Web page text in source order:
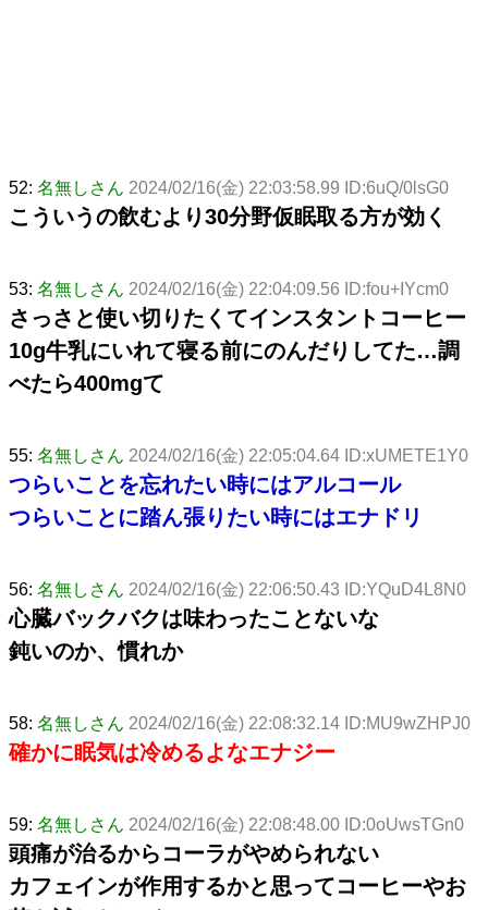
52: 名無しさん 2024/02/16(金) 22:03:58.99 ID:6uQ/0lsG0
こういうの飲むより30分野仮眠取る方が効く
53: 名無しさん 2024/02/16(金) 22:04:09.56 ID:fou+IYcm0
さっさと使い切りたくてインスタントコーヒー
10g牛乳にいれて寝る前にのんだりしてた…調
べたら400mgて
55: 名無しさん 2024/02/16(金) 22:05:04.64 ID:xUMETE1Y0
つらいことを忘れたい時にはアルコール
つらいことに踏ん張りたい時にはエナドリ
56: 名無しさん 2024/02/16(金) 22:06:50.43 ID:YQuD4L8N0
心臓バックバクは味わったことないな
鈍いのか、慣れか
58: 名無しさん 2024/02/16(金) 22:08:32.14 ID:MU9wZHPJ0
確かに眠気は冷めるよなエナジー
59: 名無しさん 2024/02/16(金) 22:08:48.00 ID:0oUwsTGn0
頭痛が治るからコーラがやめられない
カフェインが作用するかと思ってコーヒーやお